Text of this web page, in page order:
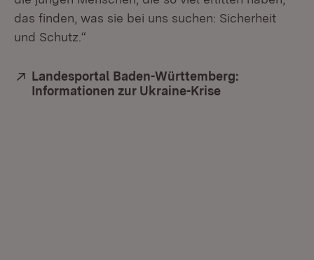
das finden, was sie bei uns suchen: Sicherheit
und Schutz.“
Extern:
Landesportal Baden-Württemberg:
Informationen zur Ukraine-Krise